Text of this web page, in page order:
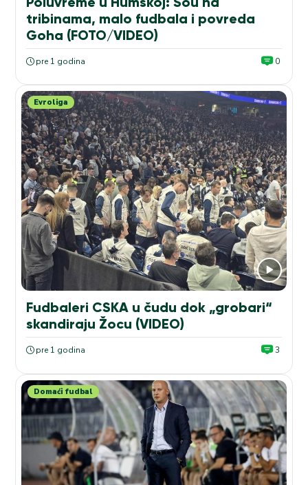
tribinama, malo fudbala i povreda
Goha (FOTO/VIDEO)
pre 1 godina 0
Evroliga
Fudbaleri CSKA u čudu dok „grobari“
skandiraju Žocu (VIDEO)
pre 1 godina 3
Domaći fudbal